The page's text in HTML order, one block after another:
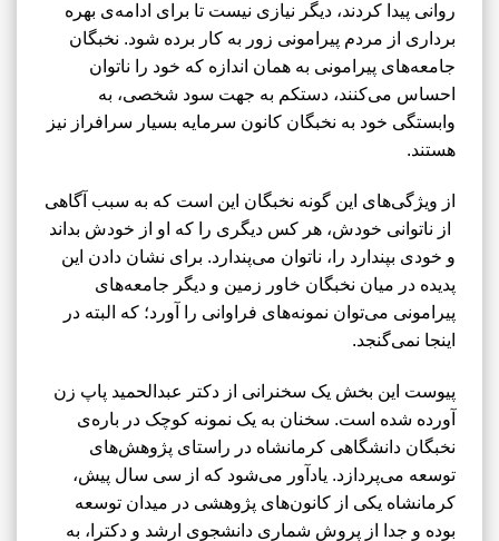
روانی پیدا کردند، دیگر نیازی نیست تا برای ادامه‌ی بهره
برداری از مردم پیرامونی زور به کار برده شود. نخبگان
جامعه‌های پیرامونی به همان اندازه که خود را ناتوان
احساس می‌کنند، دستکم به جهت سود شخصی، به
وابستگی خود به نخبگان کانون سرمایه بسیار سرافراز نیز
هستند.
از ویژگی‌های این گونه نخبگان این است که به سبب آگاهی
از ناتوانی خودش، هر کس دیگری را که او از خودش بداند
و خودی بپندارد را، ناتوان می‌پندارد. برای نشان دادن این
پدیده در میان نخبگان خاور زمین و دیگر جامعه‌های
پیرامونی می‌توان نمونه‌های فراوانی را آورد؛ که البته در
اینجا نمی‌گنجد.
پیوست این بخش یک سخنرانی از دکتر عبدالحمید پاپ زن
آورده شده است. سخنان به یک نمونه کوچک در باره‌ی
نخبگان دانشگاهی کرمانشاه در راستای پژوهش‌های
توسعه می‌پردازد. یادآور می‌شود که از سی سال پیش،
کرمانشاه یکی از کانون‌های پژوهشی در میدان توسعه
بوده و جدا از پروش شماری دانشجوی ارشد و دکترا، به